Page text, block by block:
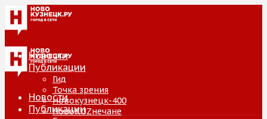
Новости
Публикации
Гид
Точка зрения
Новокузнецк-400
НовоKUZнечане
Новости
Публикации